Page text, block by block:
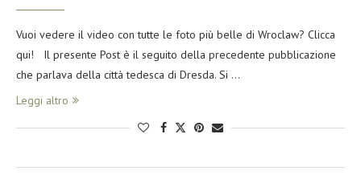
Vuoi vedere il video con tutte le foto più belle di Wroclaw? Clicca
qui! Il presente Post è il seguito della precedente pubblicazione
che parlava della città tedesca di Dresda. Si …
Leggi altro